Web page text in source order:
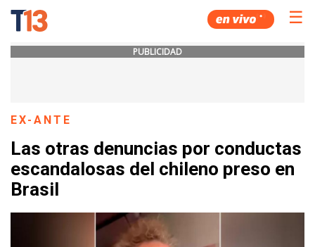
☰
PUBLICIDAD
EX-ANTE
Las otras denuncias por conductas
escandalosas del chileno preso en
Brasil